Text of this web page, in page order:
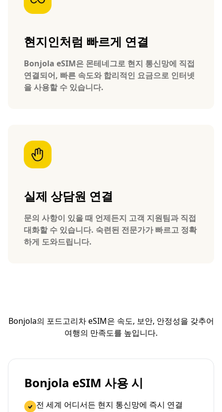
현지인처럼 빠르게 연결
Bonjola eSIM은 몬테네그로 현지 통신망에 직접
연결되어, 빠른 속도와 합리적인 요금으로 인터넷
을 사용할 수 있습니다.
실제 상담원 연결
문의 사항이 있을 때 언제든지 고객 지원팀과 직접
대화할 수 있습니다. 숙련된 전문가가 빠르고 정확
하게 도와드립니다.
Bonjola의 포드고리차 eSIM은 속도, 보안, 안정성을 갖추어
여행의 만족도를 높입니다.
Bonjola eSIM 사용 시
전 세계 어디서든 현지 통신망에 즉시 연결